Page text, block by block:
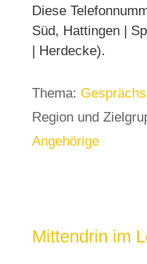
Diese
Süd, Hattingen |
| Herdecke).
Thema:
Region und
Angehörige
Mittendrin im